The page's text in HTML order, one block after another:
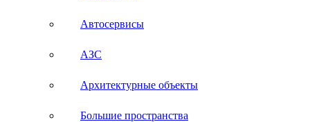
Автосервисы
АЗС
Архитектурные объекты
Большие пространства